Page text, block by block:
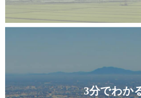
3分でわか